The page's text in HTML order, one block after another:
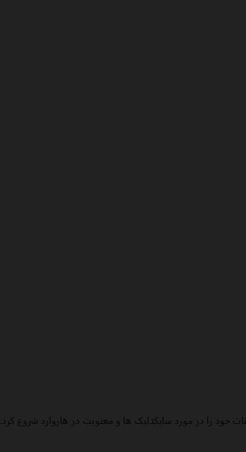
خود را در مورد سایکدلیک ها و معنویت در هاروارد شروع کرد.